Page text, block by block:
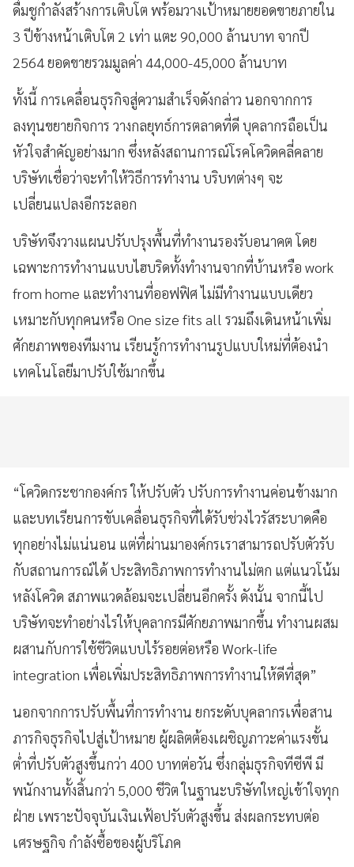
ดื่มชูกำลังสร้างการเติบโต พร้อมวางเป้าหมายยอดขายภายใน
3 ปีข้างหน้าเติบโต 2 เท่า แตะ 90,000 ล้านบาท จากปี
2564 ยอดขายรวมมูลค่า 44,000-45,000 ล้านบาท
ทั้งนี้ การเคลื่อนธุรกิจสู่ความสำเร็จดังกล่าว นอกจากการ
ลงทุนขยายกิจการ วางกลยุทธ์การตลาดที่ดี บุคลากรถือเป็น
หัวใจสำคัญอย่างมาก ซึ่งหลังสถานการณ์โรคโควิดคลี่คลาย
บริษัทเชื่อว่าจะทำให้วิธีการทำงาน บริบทต่างๆ จะ
เปลี่ยนแปลงอีกระลอก
บริษัทจึงวางแผนปรับปรุงพื้นที่ทำงานรองรับอนาคต โดย
เฉพาะการทำงานแบบไฮบริดทั้งทำงานจากที่บ้านหรือ work
from home และทำงานที่ออฟฟิศ ไม่มีทำงานแบบเดียว
เหมาะกับทุกคนหรือ One size fits all รวมถึงเดินหน้าเพิ่ม
ศักยภาพของทีมงาน เรียนรู้การทำงานรูปแบบใหม่ที่ต้องนำ
เทคโนโลยีมาปรับใช้มากขึ้น
“โควิดกระชากองค์กร ให้ปรับตัว ปรับการทำงานค่อนข้างมาก
และบทเรียนการขับเคลื่อนธุรกิจที่ได้รับช่วงไวรัสระบาดคือ
ทุกอย่างไม่แน่นอน แต่ที่ผ่านมาองค์กรเราสามารถปรับตัวรับ
กับสถานการณ์ได้ ประสิทธิภาพการทำงานไม่ตก แต่แนวโน้ม
หลังโควิด สภาพแวดล้อมจะเปลี่ยนอีกครั้ง ดังนั้น จากนี้ไป
บริษัทจะทำอย่างไรให้บุคลากรมีศักยภาพมากขึ้น ทำงานผสม
ผสานกับการใช้ชีวิตแบบไร้รอยต่อหรือ Work-life
integration เพื่อเพิ่มประสิทธิภาพการทำงานให้ดีที่สุด”
นอกจากการปรับพื้นที่การทำงาน ยกระดับบุคลากรเพื่อสาน
ภารกิจธุรกิจไปสู่เป้าหมาย ผู้ผลิตต้องเผชิญภาวะค่าแรงขั้น
ต่ำที่ปรับตัวสูงขึ้นกว่า 400 บาทต่อวัน ซึ่งกลุ่มธุรกิจทีซีพี มี
พนักงานทั้งสิ้นกว่า 5,000 ชีวิต ในฐานะบริษัทใหญ่เข้าใจทุก
ฝ่าย เพราะปัจจุบันเงินเฟ้อปรับตัวสูงขึ้น ส่งผลกระทบต่อ
เศรษฐกิจ กำลังซื้อของผู้บริโภค